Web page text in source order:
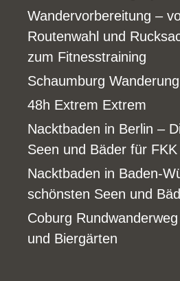
Wandervorbereitung –
Routenwahl und
zum Fitnesstraining
Schaumburg
48h Extrem Extrem
Nacktbaden in Berlin –
Seen und Bäder für FKK
Nacktbaden in Baden-
schönsten Seen und
Coburg
und Biergärten